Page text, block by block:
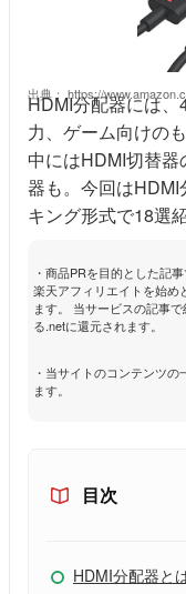
出典： https://
HDMI分配器には
力、ゲーム向けの
中にはHDMI切替
器も。今回は
キング形式で18選
・商品PRを目的とした記
楽天アフィリエイトを始め
ます。 当サービスの記事
る.netに還元されます。
・当サイトのコンテンツ
ます。
目次
HDMI分配器と